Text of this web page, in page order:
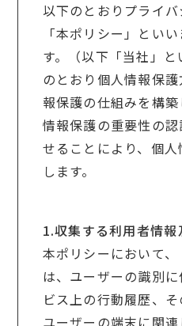
以下のとおりプライ
「本ポリシー」とい
す。（以下「当社」
のとおり個人情報保
報保護の仕組みを構
情報保護の重要性の
せることにより、個
します。
1.収集する利用者情
本ポリシーにおいて
は、ユーザーの識別
ビス上の行動履歴、
ユーザーの端末に関